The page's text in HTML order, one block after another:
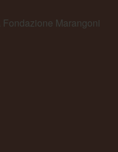
Marangoni